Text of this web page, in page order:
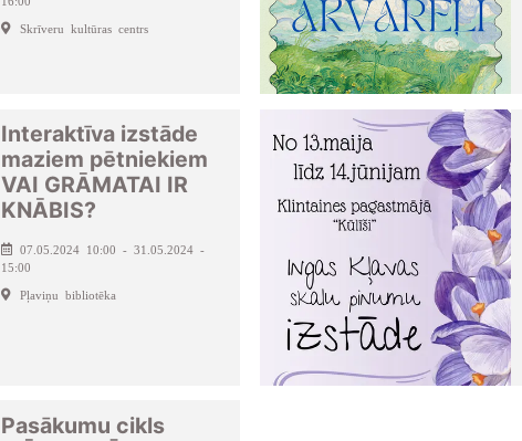
Skrīveru kultūras centrs
Interaktīva izstāde
maziem pētniekiem
VAI GRĀMATAI IR
KNĀBIS?
07.05.2024 10:00 - 31.05.2024 -
15:00
Pļaviņu bibliotēka
Pasākumu cikls